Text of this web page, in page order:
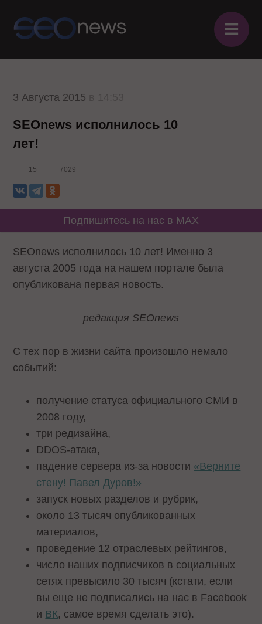
≡
3 Августа 2015
SEOnews исполнилось 10
лет!
15 7029
Подпишитесь на нас в MAX
SEOnews исполнилось 10 лет! Именно 3
августа 2005 года на нашем портале была
опубликована первая новость.
редакция SEOnews
С тех пор в жизни сайта произошло немало
событий:
получение статуса официального СМИ в
2008 году,
три редизайна,
DDOS-атака,
падение сервера из-за новости «Верните
стену! Павел Дуров!»
запуск новых разделов и рубрик,
около 13 тысяч опубликованных
материалов,
проведение 12 отраслевых рейтингов,
число наших подписчиков в социальных
сетях превысило 30 тысяч (кстати, если
вы еще не подписались на нас в Facebook
и ВК, самое время сделать это).